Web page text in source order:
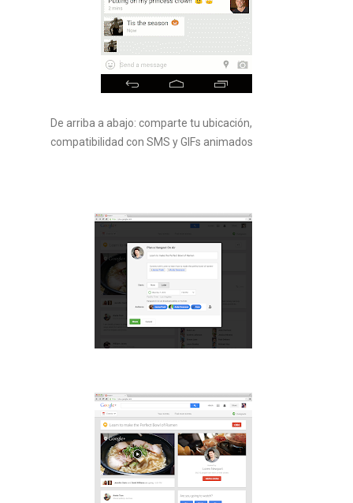
De arriba a abajo: comparte tu ubicación,
compatibilidad con SMS y GIFs animados